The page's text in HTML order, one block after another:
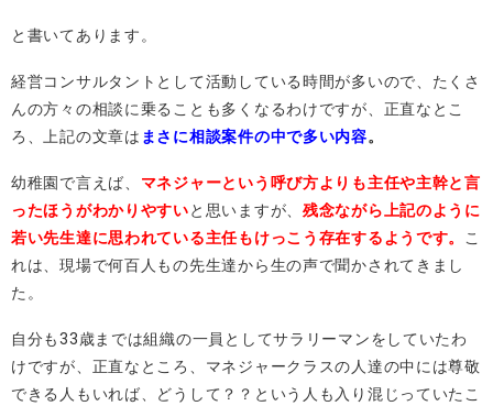
と書いてあります。
経営コンサルタントとして活動している時間が多いので、たくさ
んの方々の相談に乗ることも多くなるわけですが、正直なとこ
ろ、上記の文章は まさに相談案件の中で多い内容。
幼稚園で言えば、 マネジャーという呼び方よりも主任や主幹と言
ったほうがわかりやすいと思いますが、 残念ながら上記のように
若い先生達に思われている主任もけっこう存在するようです。 こ
れは、現場で何百人もの先生達から生の声で聞かされてきまし
た。
自分も33歳までは組織の一員としてサラリーマンをしていたわ
けですが、正直なところ、マネジャークラスの人達の中には尊敬
できる人もいれば、どうして？？という人も入り混じっていたこ